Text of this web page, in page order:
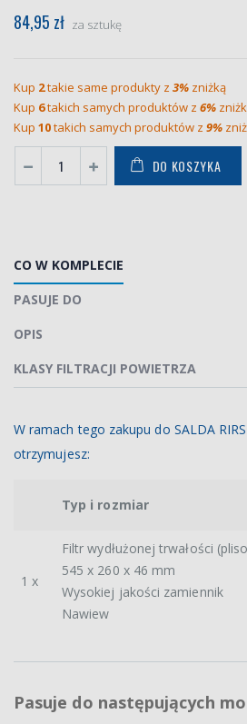
84,95 zł za sztukę
Kup 2takie same produkty z 3% zniżką
Kup 6takich samych produktów z 6%
Kup 10takich samych produktów z 9%
DO KOSZYKA
CO W KOMPLECIE
PASUJE DO
OPIS
KLASY FILTRACJI POWIETRZA
W ramach tego zakupu do SALDA
otrzymujesz:
Typ i rozmiar
1 x
Filtr wydłużonej trwałości
545 x 260 x 46 mm
Wysokiej jakości zamiennik
Nawiew
Pasuje do następujących